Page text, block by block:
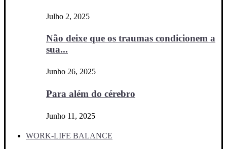
Julho 2, 2025
Não deixe que os traumas condicionem a
sua...
Junho 26, 2025
Para além do cérebro
Junho 11, 2025
WORK-LIFE BALANCE